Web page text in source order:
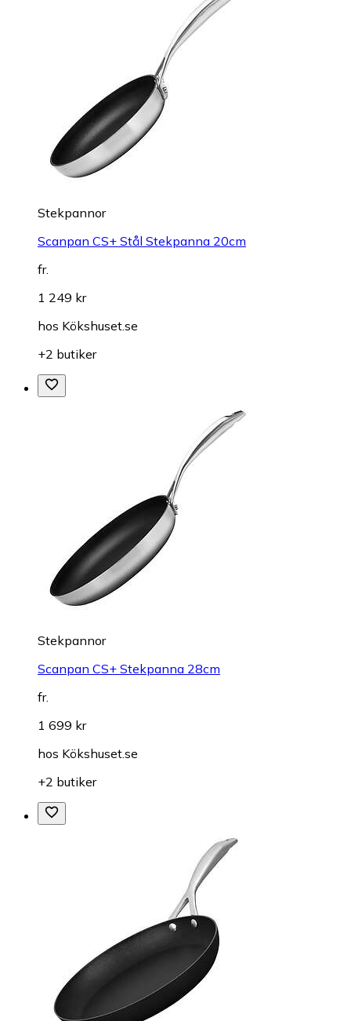
Stekpannor
Scanpan CS+ Stål Stekpanna 20cm
fr.
1 249 kr
hos Kökshuset.se
+2 butiker
Stekpannor
Scanpan CS+ Stekpanna 28cm
fr.
1 699 kr
hos Kökshuset.se
+2 butiker